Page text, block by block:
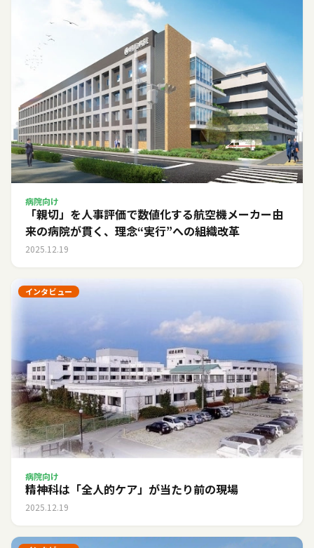
病院向け
「親切」を人事評価で数値化する――航空機メーカー由
来の病院が貫く、理念“実行”への組織改革
2025.12.19
インタビュー
病院向け
精神科は「全人的ケア」が当たり前の現場
2025.12.19